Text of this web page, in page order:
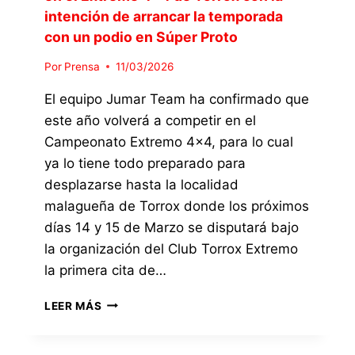
Z
A
0
2
6
N
L
A
A
T
G
I
C
I
A
Á
E
N
L
E
X
T
R
E
M
4
intención de arrancar la temporada
con un podio en Súper Proto
Por Prensa 11/03/2026
El equipo Jumar Team ha confirmado que
este año volverá a competir en el
Campeonato Extremo 4×4, para lo cual
ya lo tiene todo preparado para
desplazarse hasta la localidad
malagueña de Torrox donde los próximos
días 14 y 15 de Marzo se disputará bajo
la organización del Club Torrox Extremo
la primera cita de…
LEER MÁS E